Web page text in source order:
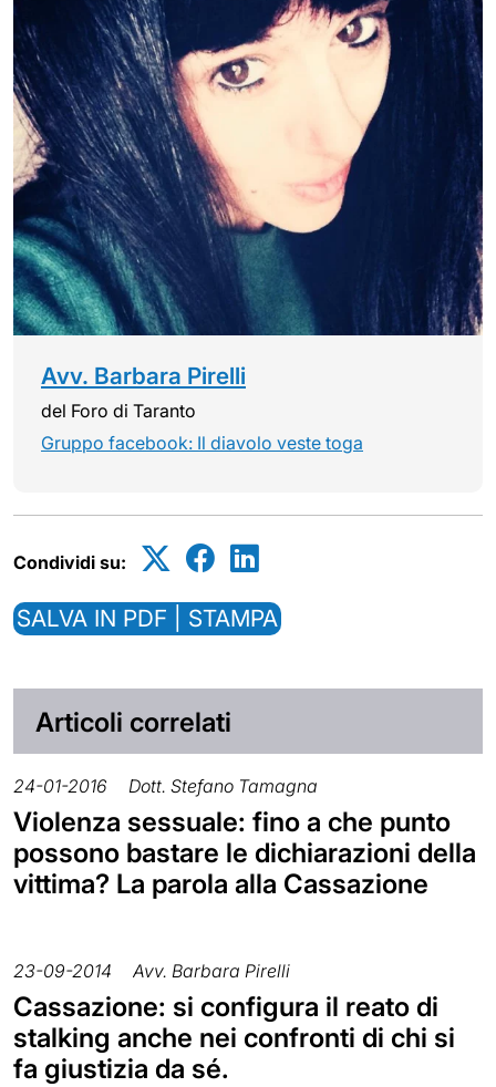
Avv. Barbara Pirelli
del Foro di Taranto
Gruppo facebook: Il diavolo veste toga
Condividi su:
SALVA IN PDF | STAMPA
Articoli correlati
24-01-2016 Dott. Stefano Tamagna
Violenza sessuale: fino a che punto
possono bastare le dichiarazioni della
vittima? La parola alla Cassazione
23-09-2014 Avv. Barbara Pirelli
Cassazione: si configura il reato di
stalking anche nei confronti di chi si
fa giustizia da sé.